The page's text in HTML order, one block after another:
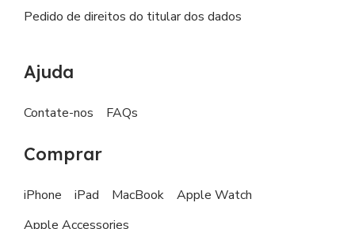
Pedido de direitos do titular dos dados
Ajuda
Contate-nos FAQs
Comprar
iPhone iPad MacBook
Apple Watch
Apple Accessories